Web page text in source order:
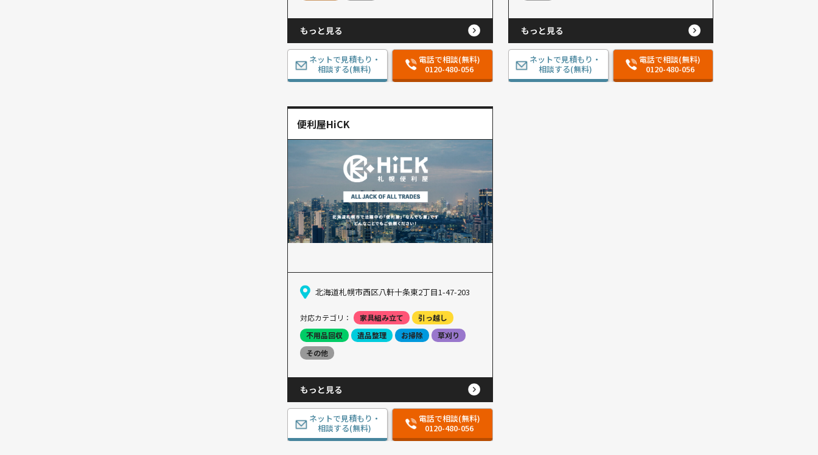
もっと見る
ネットで見積もり・
相談する(無料)
電話で相談(無料)
0120-480-056
もっと見る
ネットで見積もり・
相談する(無料)
電話で相談(無料)
0120-480-056
便利屋HiCK
北海道札幌市西区八軒十条東2丁目1-47-203
対応カテゴリ： 家具組み立て
引っ越し
不用品回収
遺品整理 お掃除
草刈り
その他
もっと見る
ネットで見積もり・
相談する(無料)
電話で相談(無料)
0120-480-056